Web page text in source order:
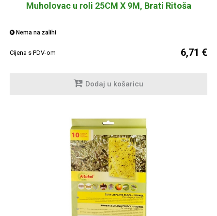
Muholovac u roli 25CM X 9M, Brati Ritoša
Nema na zalihi
Cijena s PDV-om 6,71 €
Dodaj u košaricu